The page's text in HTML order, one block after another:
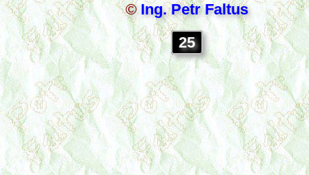
© Ing. Petr Faltus
25